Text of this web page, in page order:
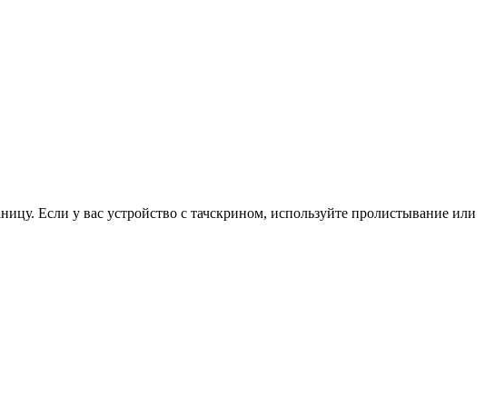
Если у вас устройство с тачскрином, используйте пролистывание или